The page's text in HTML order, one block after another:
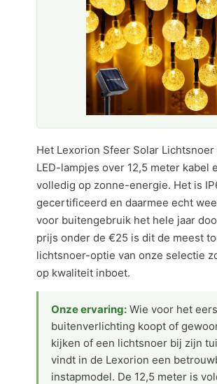
Het Lexorion Sfeer Solar Lichtsnoer
LED-lampjes over 12,5 meter kabel
volledig op zonne-energie. Het is
gecertificeerd en daarmee echt
voor buitengebruik het hele jaar
prijs onder de €25 is dit de meest
lichtsnoer-optie van onze selectie
op kwaliteit inboet.
Onze ervaring: Wie voor het
buitenverlichting koopt of
kijken of een lichtsnoer bij zijn
vindt in de Lexorion een
instapmodel. De 12,5 meter is